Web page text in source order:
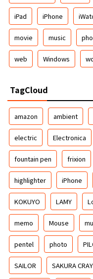
iPad iPhone
movie music
web Windows
TagCloud
amazon ambient
electric Electronica
fountain pen frixion
highlighter iPhone
KOKUYO LAMY
memo Mouse
pentel photo
SAILOR SAKURA